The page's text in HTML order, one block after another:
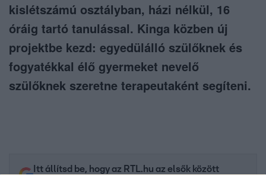
kislétszámú osztályban, házi nélkül, 16
óráig tartó tanulással. Kinga közben új
projektbe kezd: egyedülálló szülőknek és
fogyatékkal élő gyermeket nevelő
szülőknek szeretne terapeutaként segíteni.
Itt állítsd be, hogy az RTL.hu az elsők között